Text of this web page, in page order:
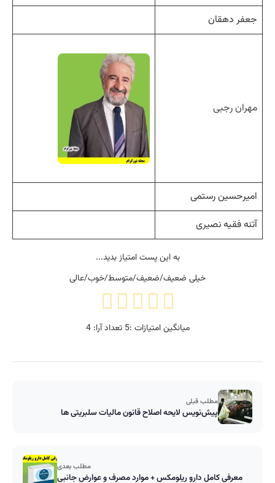
جعفر دهقان
مهران رجبی
امیرحسین رستمی
آتنه فقیه نصیری
به این پست امتیاز بدید...
خیلی ضعیف/ضعیف/متوسط/خوب/عالی
میانگین امتیازات :5 تعداد آرا:4
مطلب قبلی
پیش‌نویس لایحه اصلاح قانون مالیات‌ سلبریتی ها
مطلب بعدی
معرفی کامل دارو ریلومکس + موارد مصرف و عوارض جانبی